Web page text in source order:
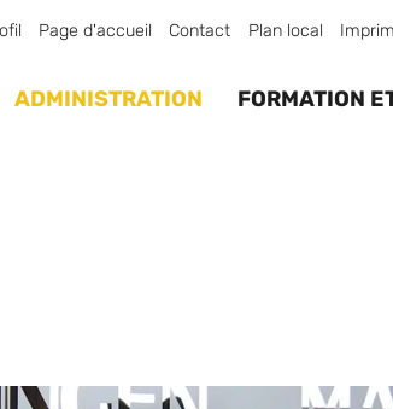
Page d'accueil Contact Plan local
ADMINISTRATION FORMATION